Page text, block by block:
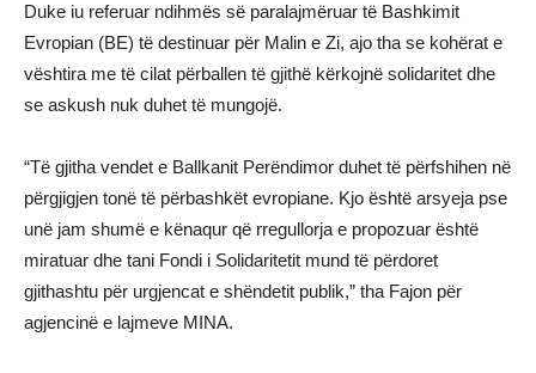
Duke iu referuar ndihmës së paralajmëruar të Bashkimit
Evropian (BE) të destinuar për Malin e Zi, ajo tha se kohërat e
vështira me të cilat përballen të gjithë kërkojnë solidaritet dhe
se askush nuk duhet të mungojë.
“Të gjitha vendet e Ballkanit Perëndimor duhet të përfshihen në
përgjigjen tonë të përbashkët evropiane. Kjo është arsyeja pse
unë jam shumë e kënaqur që rregullorja e propozuar është
miratuar dhe tani Fondi i Solidaritetit mund të përdoret
gjithashtu për urgjencat e shëndetit publik,” tha Fajon për
agjencinë e lajmeve MINA.